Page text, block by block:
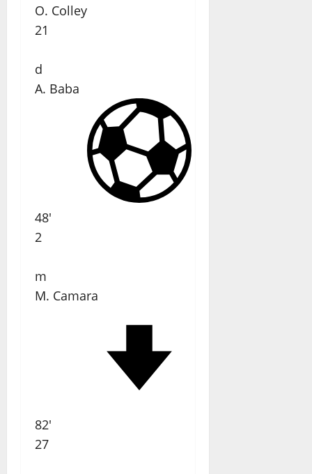
O. Colley
21
d
A. Baba
48'
2
m
M. Camara
82'
27